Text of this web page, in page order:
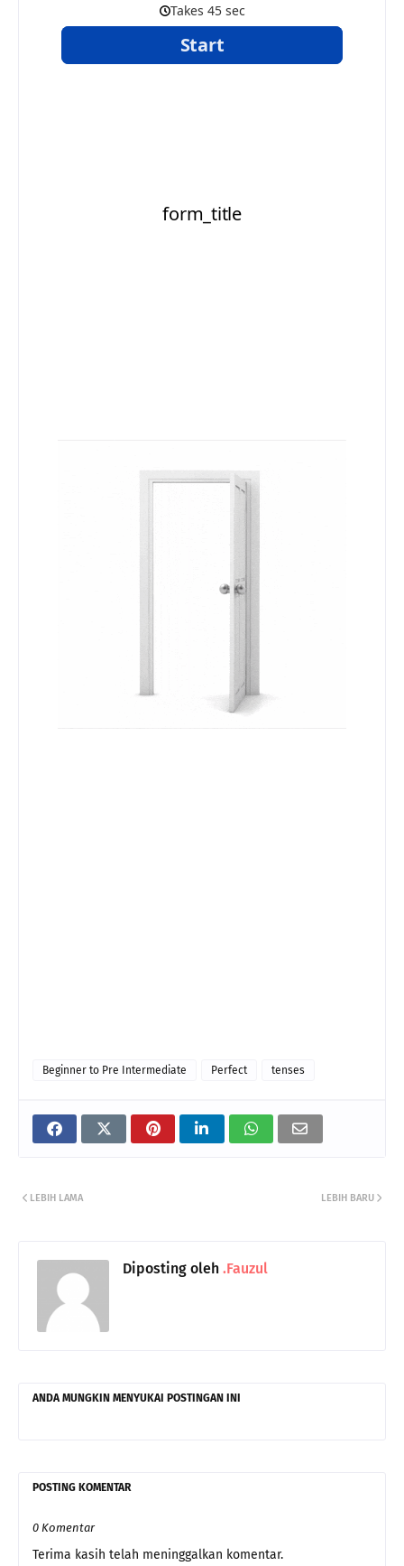
Beginner to Pre Intermediate Perfect tenses
LEBIH BARU
LEBIH LAMA
Diposting oleh .Fauzul
ANDA MUNGKIN MENYUKAI POSTINGAN INI
POSTING KOMENTAR
0 Komentar
Terima kasih telah meninggalkan komentar.